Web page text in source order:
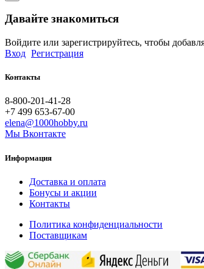
Давайте знакомиться
Войдите или зарегистрируйтесь, чтобы
Вход Регистрация
Контакты
8-800-201-41-28
+7 499 653-67-00
elena@1000hobby.ru
Мы Вконтакте
Информация
Доставка и оплата
Бонусы и акции
Контакты
Политика конфиденциальности
Поставщикам